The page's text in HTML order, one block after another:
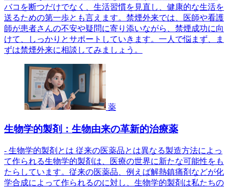
バコを断つだけでなく、生活習慣を見直し、健康的な生活を
送るための第一歩とも言えます。禁煙外来では、医師や看護
師が患者さんの不安や疑問に寄り添いながら、禁煙成功に向
けて、しっかりとサポートしていきます。一人で悩まず、ま
ずは禁煙外来に相談してみましょう。
薬
生物学的製剤：生物由来の革新的治療薬
- 生物学的製剤とは 従来の医薬品とは異なる製造方法によっ
て作られる生物学的製剤は、医療の世界に新たな可能性をも
たらしています。従来の医薬品、例えば解熱鎮痛剤などが化
学合成によって作られるのに対し、生物学的製剤は私たちの